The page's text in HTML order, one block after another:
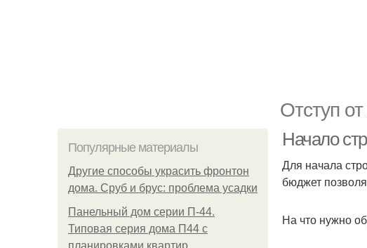
Отступ
Популярные материалы
Другие способы украсить фронтон
дома. Сруб и брус: проблема усадки
Панельный дом серии П-44.
Типовая серия дома П44 с
планировками квартир
Начало
Для начала
бюджет
На что нужно